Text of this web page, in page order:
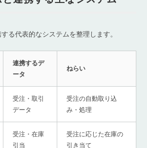
る代表的なシステムを整理します。
連携するデ
ータ
ねらい
受注・取引
データ
受注の自動取り込
み・処理
受注・在庫
引当
受注に応じた在庫の
引き当て